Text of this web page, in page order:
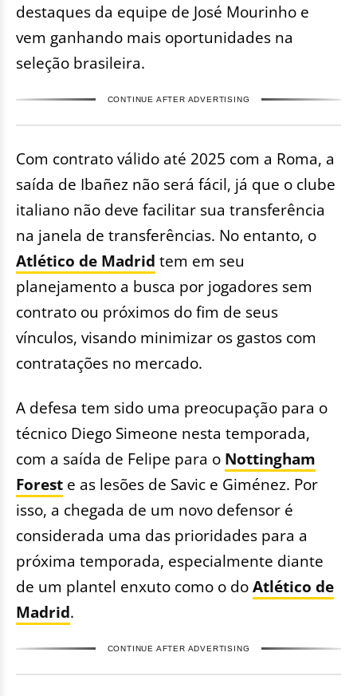
destaques da equipe de José Mourinho e
vem ganhando mais oportunidades na
seleção brasileira.
CONTINUE AFTER ADVERTISING
Com contrato válido até 2025 com a Roma, a
saída de Ibañez não será fácil, já que o clube
italiano não deve facilitar sua transferência
na janela de transferências. No entanto, o
Atlético de Madrid tem em seu
planejamento a busca por jogadores sem
contrato ou próximos do fim de seus
vínculos, visando minimizar os gastos com
contratações no mercado.
A defesa tem sido uma preocupação para o
técnico Diego Simeone nesta temporada,
com a saída de Felipe para o Nottingham
Forest e as lesões de Savic e Giménez. Por
isso, a chegada de um novo defensor é
considerada uma das prioridades para a
próxima temporada, especialmente diante
de um plantel enxuto como o doAtlético de
Madrid.
CONTINUE AFTER ADVERTISING